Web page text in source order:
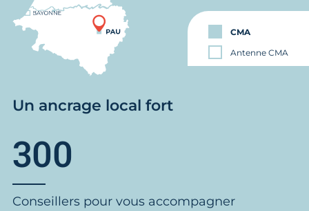
CMA
Antenne CMA
Un ancrage local fort
300
Conseillers pour vous accompagner